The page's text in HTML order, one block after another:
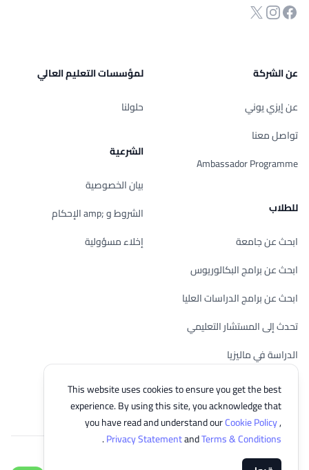
This website uses cookies to ensure you get the best
experience. By using this site, you acknowledge that
you have read and understand ourCookie Policy,
Privacy StatementandTerms & Conditions
.
صفحة الفيسبوك
انستجرام
Twitter
عن الشركة
عن إيزي يوني
تواصل معنا
Ambassador Programme
للطلاب
ابحث عن جامعة
ابحث عن برامج البكالوريوس
ابحث عن برامج الدراسات العليا
تحدث إلى المستشار التعليمي
الدراسة في ماليزيا
تحقق من أهليتك
لمؤسسات التعليم العالي
حلولنا
الشرعية
بيان الخصوصية
الشروط و ;amp الإحكام
إخلاء مسؤولية
© 2026 EasyUni Sdn Bhd, company registration number 200801016907